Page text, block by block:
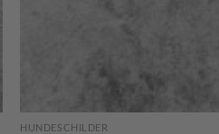
HUNDESCHILDER